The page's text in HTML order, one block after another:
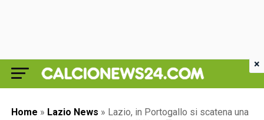
Home » Lazio News » Lazio, in Portogallo si scatena una
×